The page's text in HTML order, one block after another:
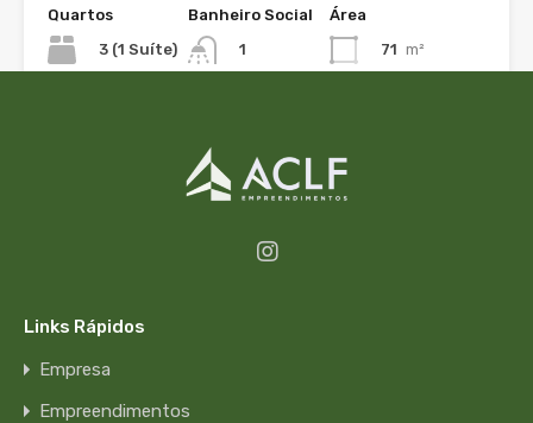
Quartos
3 (1 Suíte)
Banheiro Social
1
Área
71 m²
Links Rápidos
Empresa
Empreendimentos